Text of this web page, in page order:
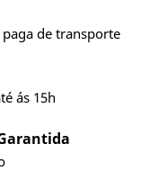
de transporte
ás 15h